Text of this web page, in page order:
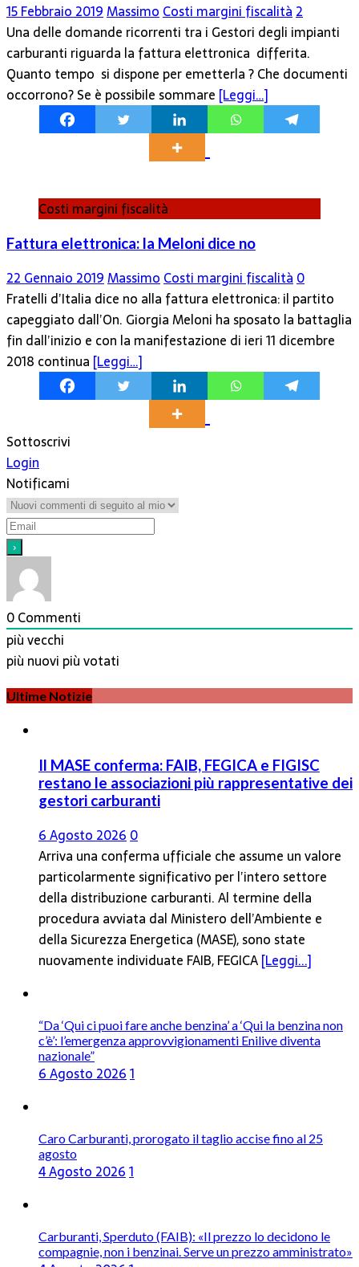
15 Febbraio 2019MassimoCosti margini fiscalità2
Una delle domande ricorrenti tra i Gestori degli impianti
carburanti riguarda la fattura elettronica differita.
Quanto tempo si dispone per emetterla ? Che documenti
occorrono? Se è possibile sommare [Leggi…]
Costi margini fiscalità
Fattura elettronica: la Meloni dice no
22 Gennaio 2019Massimo Costi margini fiscalità 0
Fratelli d’Italia dice no alla fattura elettronica: il partito
capeggiato dall’On. Giorgia Meloni ha sposato la battaglia
fin dall’inizio e con la manifestazione di ieri 11 dicembre
2018 continua [Leggi…]
Sottoscrivi
Login
Notificami
0Commenti
più vecchi
più nuovi più votati
Ultime Notizie
Il MASE conferma: FAIB, FEGICA e FIGISC
restano le associazioni più rappresentative dei
gestori carburanti
6 Agosto 2026 0
Arriva una conferma ufficiale che assume un valore
particolarmente significativo per l’intero settore
della distribuzione carburanti. Al termine della
procedura avviata dal Ministero dell’Ambiente e
della Sicurezza Energetica (MASE), sono state
nuovamente individuate FAIB, FEGICA[Leggi...]
“Da ‘Qui ci puoi fare anche benzina’ a ‘Qui la benzina non
c’è’: l’emergenza approvvigionamenti Enilive diventa
nazionale”
6 Agosto 20261
Caro Carburanti, prorogato il taglio accise fino al 25
agosto
4 Agosto 20261
Carburanti, Sperduto (FAIB): «Il prezzo lo decidono le
compagnie, non i benzinai. Serve un prezzo amministrato»